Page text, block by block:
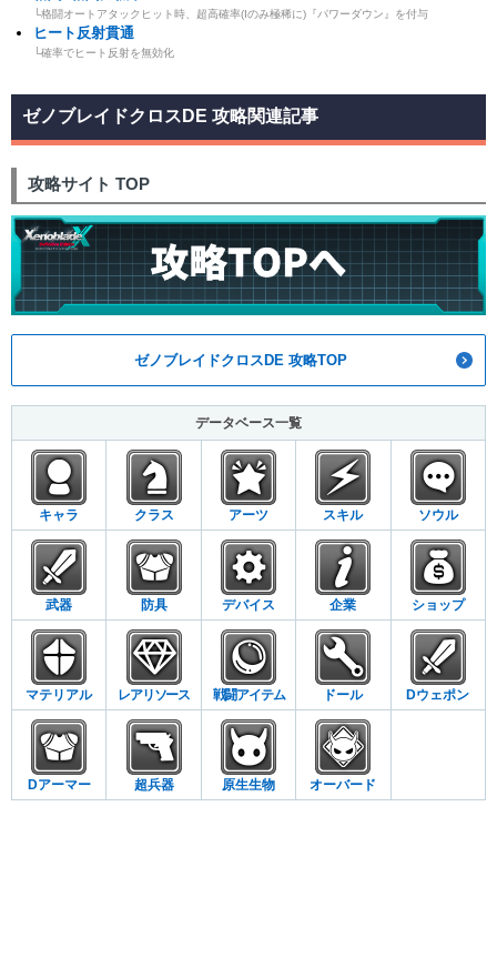
└格闘オートアタックヒット時、超高確率(Iのみ極稀に)『パワーダウン』を付与
ヒート反射貫通
└確率でヒート反射を無効化
ゼノブレイドクロスDE 攻略関連記事
攻略サイト TOP
ゼノブレイドクロスDE 攻略TOP
データベース一覧
キャラ クラス アーツ スキル ソウル
武器 防具 デバイス 企業 ショップ
マテリアル レアリソース 戦闘アイテム ドール Dウェポン
Dアーマー 超兵器 原生生物 オーバード